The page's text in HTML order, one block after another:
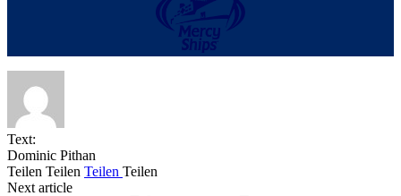
Text:
Dominic Pithan
Teilen Teilen Teilen Teilen
Next article